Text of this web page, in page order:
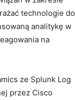
technologie do
analitykę w
na
ze Splunk Log
przez Cisco